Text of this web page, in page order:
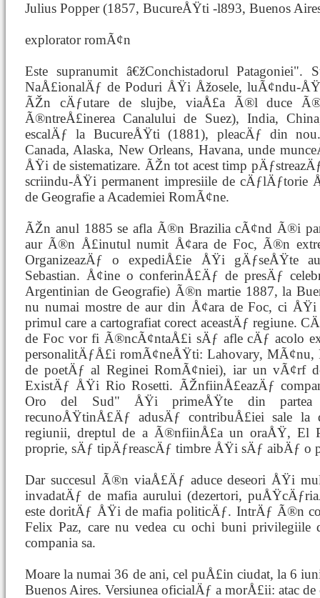
Julius Popper (1857, BucureÅŸti -l893, Buenos
explorator romÃ¢n
Este supranumit â€žConchistadorul Patagoniei".
NaÅ£ionalÄƒ de Poduri ÅŸi Åžosele, luÃ¢ndu-
ÃŽn cÄƒutare de slujbe, viaÅ£a Ã®l duce
Ã®ntreÅ£inerea Canalului de Suez), India,
escalÄƒ la BucureÅŸti (1881), pleacÄƒ din
Canada, Alaska, New Orleans, Havana, unde
ÅŸi de sistematizare. ÃŽn tot acest timp
scriindu-ÅŸi permanent impresiile de cÄƒlÄƒtorie
de Geografie a Academiei RomÃ¢ne.
ÃŽn anul 1885 se afla Ã®n Brazilia cÃ¢nd Ã®i
aur Ã®n Å£inutul numit Å¢ara de Foc, Ã®n
OrganizeazÄƒ o expediÅ£ie ÅŸi gÄƒseÅŸte
Sebastian. Å¢ine o conferinÅ£Äƒ de presÄƒ
Argentinian de Geografie) Ã®n martie 1887, la
nu numai mostre de aur din Å¢ara de Foc, ci
primul care a cartografiat corect aceastÄƒ regiune.
de Foc vor fi Ã®ncÃ¢ntaÅ£i sÄƒ afle cÄƒ acolo
personalitÄƒÅ£i romÃ¢neÅŸti: Lahovary, MÃ¢nu,
de poetÄƒ al Reginei RomÃ¢niei), iar un vÃ¢rf
ExistÄƒ ÅŸi Rio Rosetti. ÃŽnfiinÅ£eazÄƒ
Oro del Sud" ÅŸi primeÅŸte din partea
recunoÅŸtinÅ£Äƒ adusÄƒ contribuÅ£iei sale la
regiunii, dreptul de a Ã®nfiinÅ£a un oraÅŸ, El
proprie, sÄƒ tipÄƒreascÄƒ timbre ÅŸi sÄƒ aibÄƒ o
Dar succesul Ã®n viaÅ£Äƒ aduce deseori ÅŸi
invadatÄƒ de mafia aurului (dezertori,
este doritÄƒ ÅŸi de mafia politicÄƒ. IntrÄƒ Ã®n
Felix Paz, care nu vedea cu ochi buni privilegiile
compania sa.
Moare la numai 36 de ani, cel puÅ£in ciudat, la 6
Buenos Aires. Versiunea oficialÄƒ a morÅ£ii: atac de